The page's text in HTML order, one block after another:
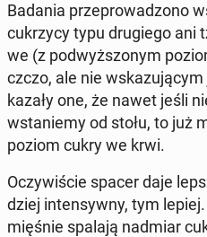
Badania prze­pro­wa­dzo­no
cu­krzy­cy typu dru­gie­go ani
we (z pod­wyż­szo­nym
czczo, ale nie
ka­za­ły one, że nawet jeśli
wsta­nie­my od stołu, to już
poziom cukry we krwi.
Oczy­wi­ście spacer daje
dziej in­ten­syw­ny, tym
mięśnie spalają nadmiar